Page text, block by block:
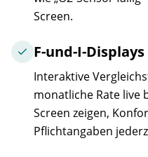
Screen.
F-und-I-
Interaktive
monatliche Rate live
Screen zeigen,
Pflichtangaben